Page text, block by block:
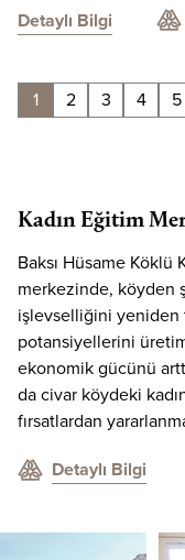
Detaylı Bilgi
1 2 3 4 5
Kadın Eğitim
Baksı Hüsame Köklü
merkezinde, köyden
işlevselliğini yeniden
potansiyellerini
ekonomik gücünü
da civar köydeki
fırsatlardan
Detaylı Bilgi